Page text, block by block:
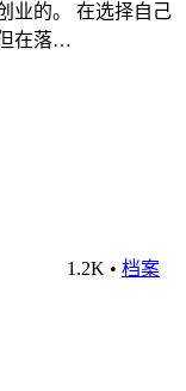
业的。 在选择自己
在落…
1.2K • 档案